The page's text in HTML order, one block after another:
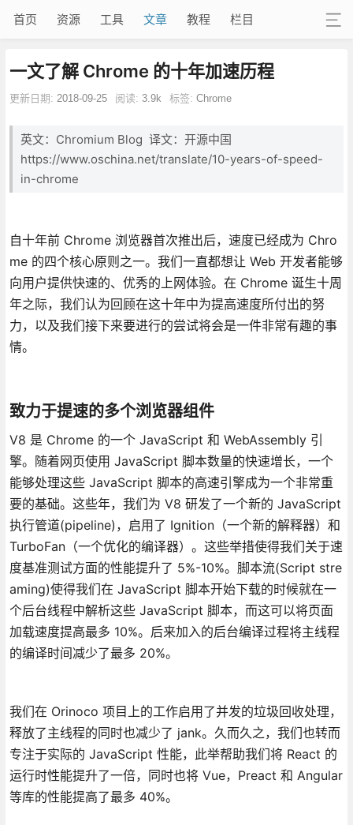
首页 资源 工具 文章 教程 栏目
一文了解 Chrome 的十年加速历程
更新日期: 2018-09-25 阅读: 3.9k 标签: Chrome
英文：Chromium Blog 译文：开源中国
https://www.oschina.net/translate/10-years-of-speed-
in-chrome
自十年前 Chrome 浏览器首次推出后，速度已经成为 Chro
me 的四个核心原则之一。我们一直都想让 Web 开发者能够
向用户提供快速的、优秀的上网体验。在 Chrome 诞生十周
年之际，我们认为回顾在这十年中为提高速度所付出的努
力，以及我们接下来要进行的尝试将会是一件非常有趣的事
情。
致力于提速的多个浏览器组件
V8 是 Chrome 的一个 JavaScript 和 WebAssembly 引
擎。随着网页使用 JavaScript 脚本数量的快速增长，一个
能够处理这些 JavaScript 脚本的高速引擎成为一个非常重
要的基础。这些年，我们为 V8 研发了一个新的 JavaScript
执行管道(pipeline)，启用了 Ignition（一个新的解释器）和
TurboFan（一个优化的编译器）。这些举措使得我们关于速
度基准测试方面的性能提升了 5%-10%。脚本流(Script stre
aming)使得我们在 JavaScript 脚本开始下载的时候就在一
个后台线程中解析这些 JavaScript 脚本，而这可以将页面
加载速度提高最多 10%。后来加入的后台编译过程将主线程
的编译时间减少了最多 20%。
我们在 Orinoco 项目上的工作启用了并发的垃圾回收处理，
释放了主线程的同时也减少了 jank。久而久之，我们也转而
专注于实际的 JavaScript 性能，此举帮助我们将 React 的
运行时性能提升了一倍，同时也将 Vue，Preact 和 Angular
等库的性能提高了最多 40%。